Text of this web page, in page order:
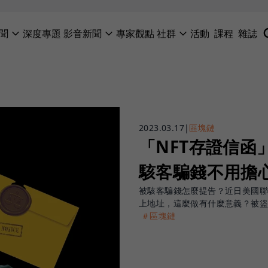
深度專題 影音新聞 專家觀點社群 活動 課程 雜誌
2023.03.17| 區塊鏈
「NFT存證信
駭客騙錢不用擔
被駭客騙錢怎麼提告？近日美國
上地址，這麼做有什麼意義？被
＃區塊鏈